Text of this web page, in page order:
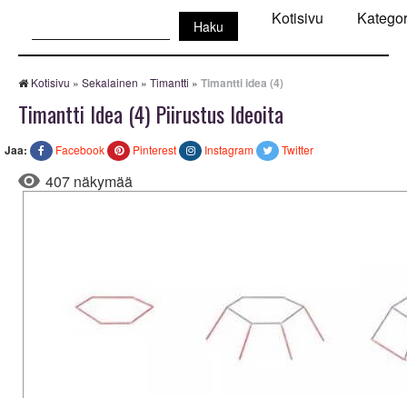
Kotisivu
Kotisivu » Sekalainen » Timantti » Timantti idea (4)
Timantti Idea (4) Piirustus Ideoita
Jaa: Facebook Pinterest Instagram Twitter
407 näkymää